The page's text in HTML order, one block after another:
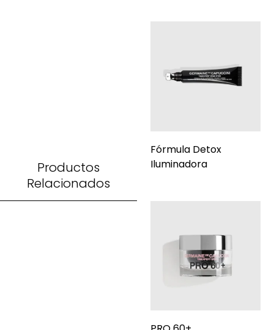
Productos
Relacionados
Fórmula Detox
Iluminadora